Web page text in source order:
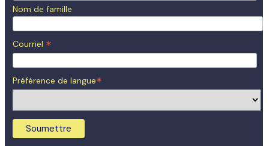
Nom de famille
Courriel *
Préférence de langue*